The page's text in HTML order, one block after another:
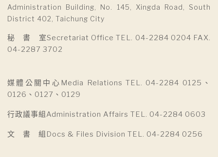
Administration Building, No. 145, Xingda Road, South
District 402, Taichung City
秘 書 室Secretariat Office TEL. 04-2284 0204 FAX.
04-2287 3702
媒體公關中心Media Relations TEL. 04-2284 0125、
0126、0127、0129
行政議事組Administration Affairs TEL. 04-2284 0603
文 書 組Docs & Files Division TEL. 04-2284 0256